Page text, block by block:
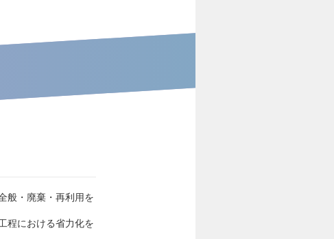
般・廃棄・再利用を
程における省力化を